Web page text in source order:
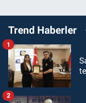
Trend Haberler
1
2